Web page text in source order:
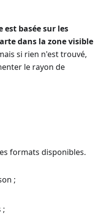
est basée sur les
dans la zone visible
si rien n'est trouvé,
le rayon de
formats disponibles.
;
;